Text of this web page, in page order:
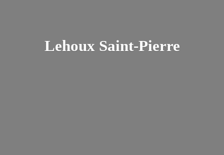
Lehoux Saint-Pierre